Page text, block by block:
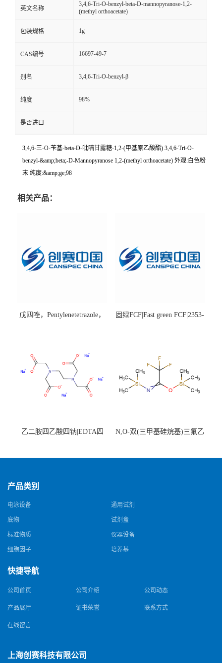
英文名称
3,4,6-Tri-O-benzyl-beta-D-mannopyranose-1,2-
(methyl orthoacetate)
包装规格 1g
CAS编号 16697-49-7
别名 3,4,6-Tri-O-benzyl-β
纯度 98%
是否进口
3,4,6-三-O-苄基-beta-D-吡喃甘露糖-1,2-(甲基原乙酸酯) 3,4,6-Tri-O-
benzyl-&amp;beta;-D-Mannopyranose 1,2-(methyl orthoacetate) 外观:白色粉
末 纯度:&amp;ge;98
相关产品：
戊四唑，Pentylenetetrazole，
固绿FCF|Fast green FCF|2353-
乙二胺四乙酸四钠|EDTA四
N,O-双(三甲基硅烷基)三氟乙
产品类别
电泳设备 通用试剂
底物 试剂盒
标准物质 仪器设备
细胞因子 培养基
快捷导航
公司首页 公司介绍 公司动态
产品展厅 证书荣誉 联系方式
在线留言
上海创赛科技有限公司